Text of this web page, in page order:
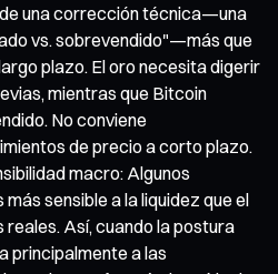
una corrección técnica—una
vs. sobrevendido"—más que
plazo. El oro necesita digerir
mientras que Bitcoin
No conviene
de precio a corto plazo.
macro: Algunos
sensible a la liquidez que el
reales. Así, cuando la postura
principalmente a las